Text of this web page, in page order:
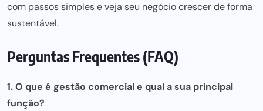
com passos simples e veja seu negócio crescer de forma
sustentável.
Perguntas Frequentes (FAQ)
1. O que é gestão comercial e qual a sua principal
função?